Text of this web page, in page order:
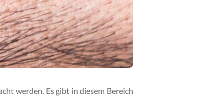
werden. Es gibt in diesem Bereich